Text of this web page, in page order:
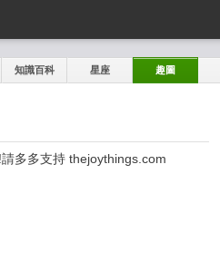
知識百科 星座 趣圖
多多支持 thejoythings.com